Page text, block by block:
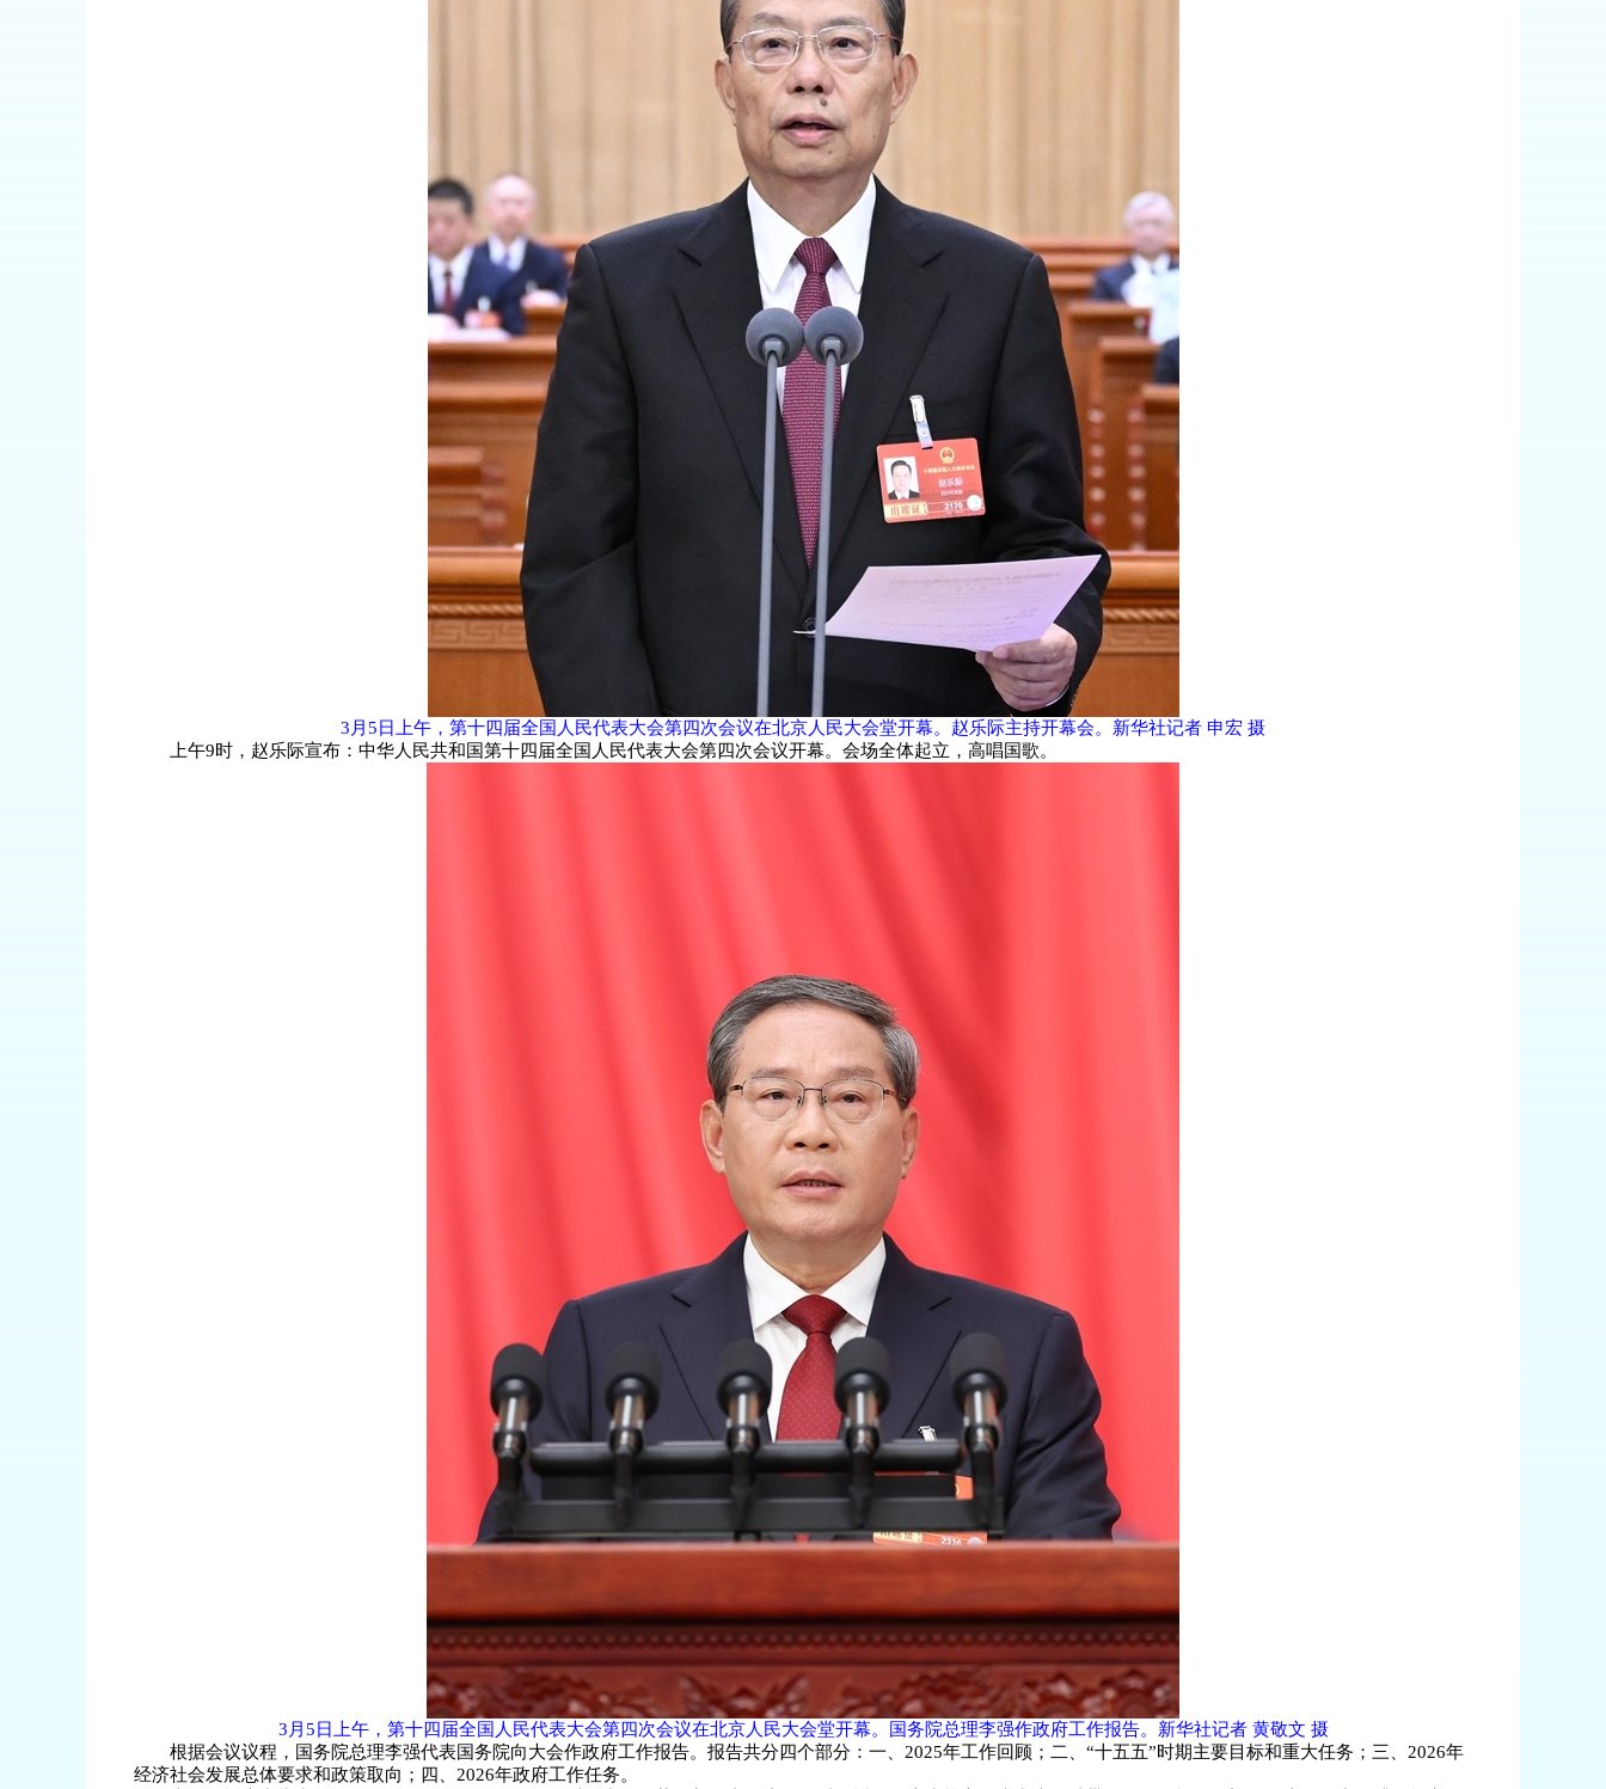
3月5日上午，第十四届全国人民代表大会第四次会议在北京人民大会堂开幕。赵乐际主持开幕会。新华社记者 申宏 摄
上午9时，赵乐际宣布：中华人民共和国第十四届全国人民代表大会第四次会议开幕。会场全体起立，高唱国歌。
3月5日上午，第十四届全国人民代表大会第四次会议在北京人民大会堂开幕。国务院总理李强作政府工作报告。新华社记者 黄敬文 摄
根据会议议程，国务院总理李强代表国务院向大会作政府工作报告。报告共分四个部分：一、2025年工作回顾；二、“十五五”时期主要目标和重大任务；三、2026年
经济社会发展总体要求和政策取向；四、2026年政府工作任务。